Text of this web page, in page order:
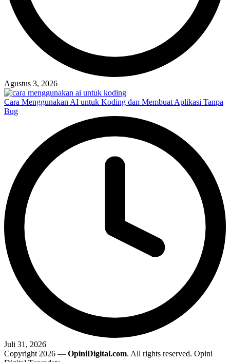
Agustus 3, 2026
Cara Menggunakan AI untuk Koding dan Membuat Aplikasi Tanpa
Bug
Juli 31, 2026
Copyright 2026 — OpiniDigital.com. All rights reserved. Opini